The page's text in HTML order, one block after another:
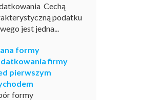
Cechą
podatku
jest jedna...
formy
firmy
pierwszym
formy